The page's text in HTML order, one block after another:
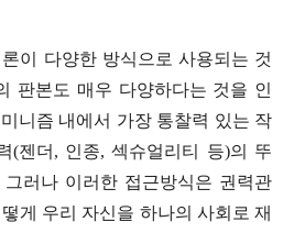
이 다양한 방식으로 사용되는 것
판본도 매우 다양하다는 것을 인
니즘 내에서 가장 통찰력 있는 작
(젠더 , 인종,섹슈얼리티 등)의 뚜
그러나 이러한 접근방식은 권력관
게 우리 자신을 하나의 사회로 재